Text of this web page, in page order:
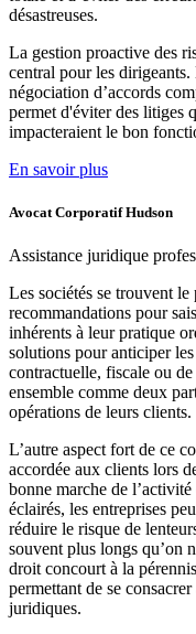
désastreuses.
La gestion proactive des
central pour les
négociation d’accords
permet d'éviter des litiges
impacteraient le bon
En savoir plus
Avocat Corporatif Hudson
Assistance juridique
Les sociétés se trouvent
recommandations pour
inhérents à leur pratique
solutions pour anticiper
contractuelle, fiscale ou
ensemble comme deux
opérations de leurs clients.
L’autre aspect fort de ce
accordée aux clients lors
bonne marche de
éclairés, les entreprises
réduire le risque de
souvent plus longs qu’on
droit concourt à la
permettant de se
juridiques.